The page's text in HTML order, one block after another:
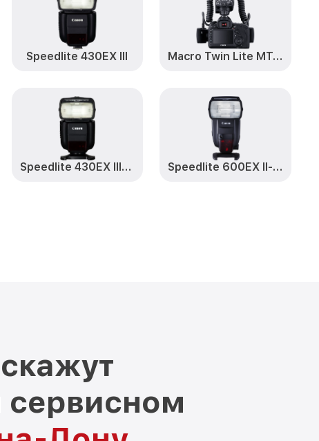
Speedlite 430EX III Macro Twin Lite MT-26EX-RT
Speedlite 430EX III-RT Speedlite 600EX II-RT